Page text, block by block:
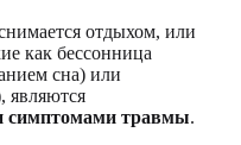
отдыхом, или
как бессонница
сна) или
являются
симптомами травмы.